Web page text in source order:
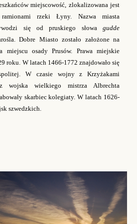
miejscowość, zlokalizowana jest
rzeki Łyny. Nazwa miasta
się od pruskiego słowa gudde
Dobre Miasto zostało założone na
osady Prusów. Prawa miejskie
roku. W latach 1466-1772 znajdowało się
W czasie wojny z Krzyżakami
wojska wielkiego mistrza Albrechta
skarbiec kolegiaty. W latach 1626-
szwedzkich.